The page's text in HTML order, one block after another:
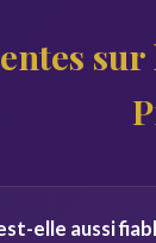
elle aussi